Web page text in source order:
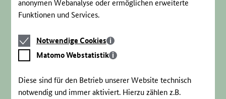
anonymen Webanalyse oder ermöglichen erweiterte
Funktionen und Services.
Notwendige
Cookies
Notwendige Cookies
Matomo
Webstatistik
Matomo Webstatistik
Diese sind für den Betrieb unserer Website technisch
notwendig und immer aktiviert. Hierzu zählen z.B.